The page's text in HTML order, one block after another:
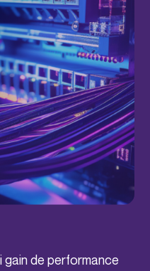
gain de performance